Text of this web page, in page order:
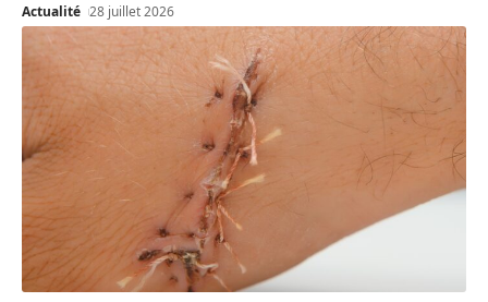
Actualité 28 juillet 2026